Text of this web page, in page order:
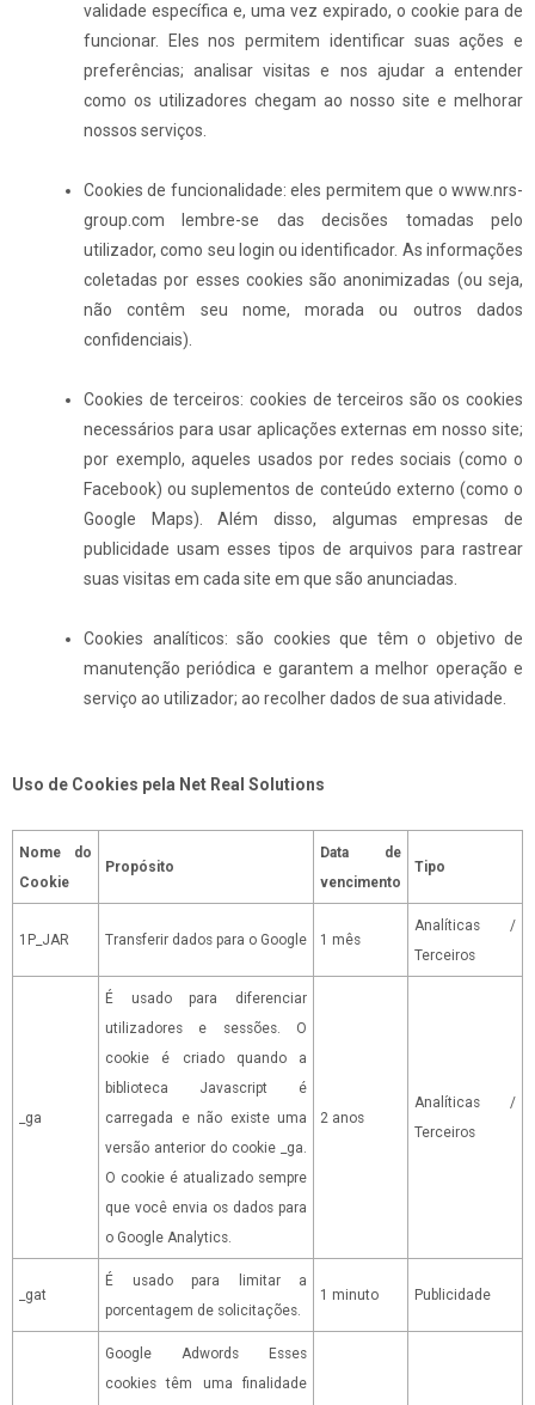
validade específica e, uma vez expirado, o cookie para de
funcionar. Eles nos permitem identificar suas ações e
preferências; analisar visitas e nos ajudar a entender
como os utilizadores chegam ao nosso site e melhorar
nossos serviços.
Cookies de funcionalidade: eles permitem que o www.nrs-
group.com lembre-se das decisões tomadas pelo
utilizador, como seu login ou identificador. As informações
coletadas por esses cookies são anonimizadas (ou seja,
não contêm seu nome, morada ou outros dados
confidenciais).
Cookies de terceiros: cookies de terceiros são os cookies
necessários para usar aplicações externas em nosso site;
por exemplo, aqueles usados por redes sociais (como o
Facebook) ou suplementos de conteúdo externo (como o
Google Maps). Além disso, algumas empresas de
publicidade usam esses tipos de arquivos para rastrear
suas visitas em cada site em que são anunciadas.
Cookies analíticos: são cookies que têm o objetivo de
manutenção periódica e garantem a melhor operação e
serviço ao utilizador; ao recolher dados de sua atividade.
Uso de Cookies pela Net Real Solutions
Nome do
Cookie
Propósito
Data de
vencimento
Tipo
1P_JAR Transferir dados para o Google 1 mês
Analíticas /
Terceiros
_ga
É usado para diferenciar
utilizadores e sessões. O
cookie é criado quando a
biblioteca Javascript é
carregada e não existe uma
versão anterior do cookie _ga.
O cookie é atualizado sempre
que você envia os dados para
o Google Analytics.
2 anos
Analíticas /
Terceiros
_gat
É usado para limitar a
porcentagem de solicitações.
1 minuto Publicidade
Google Adwords Esses
cookies têm uma finalidade